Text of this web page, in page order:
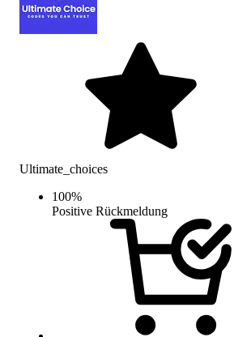
Ultimate_choices
100%
Positive Rückmeldung